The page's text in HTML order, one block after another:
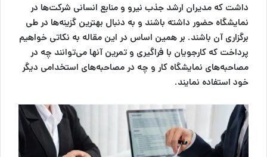
داشت که مدیران ارشد جذب نیرو و منابع انسانی شرکت‌ها در
نمایشگاه حضور داشته باشند و به دنبال بهترین گزینه‌ها در طی
برگزاری آن باشند. بر همین اساس در این مقاله به نکاتی خواهیم
پرداخت که کارجویان با فراگیری و تمرین آنها می‌توانند چه در
مصاحبه‌های نمایشگاه کار و چه در مصاحبه‌های استخدامی دیگر
خود استفاده نمایند.